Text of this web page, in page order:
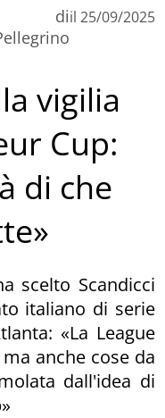
diil 25/09/2025
vigilia
Cup:
di che
scelto Scandicci
italiano di serie
«La League
anche cose da
dall'idea di